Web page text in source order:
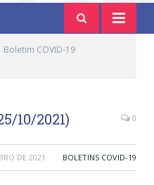
Boletim COVID-19
10/2021) 0
DE 2021 BOLETINS COVID-19